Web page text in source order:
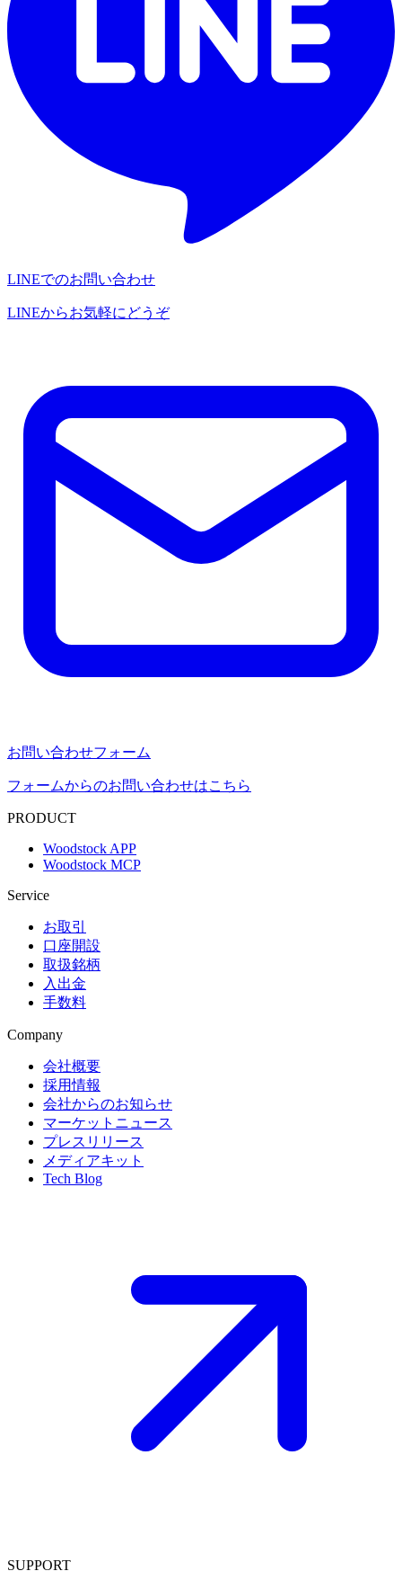
LINEでのお問い合わせ
LINEからお気軽にどうぞ
お問い合わせフォーム
フォームからのお問い合わせはこちら
PRODUCT
Woodstock APP
Woodstock MCP
Service
お取引
口座開設
取扱銘柄
入出金
手数料
Company
会社概要
採用情報
会社からのお知らせ
マーケットニュース
プレスリリース
メディアキット
Tech Blog
SUPPORT